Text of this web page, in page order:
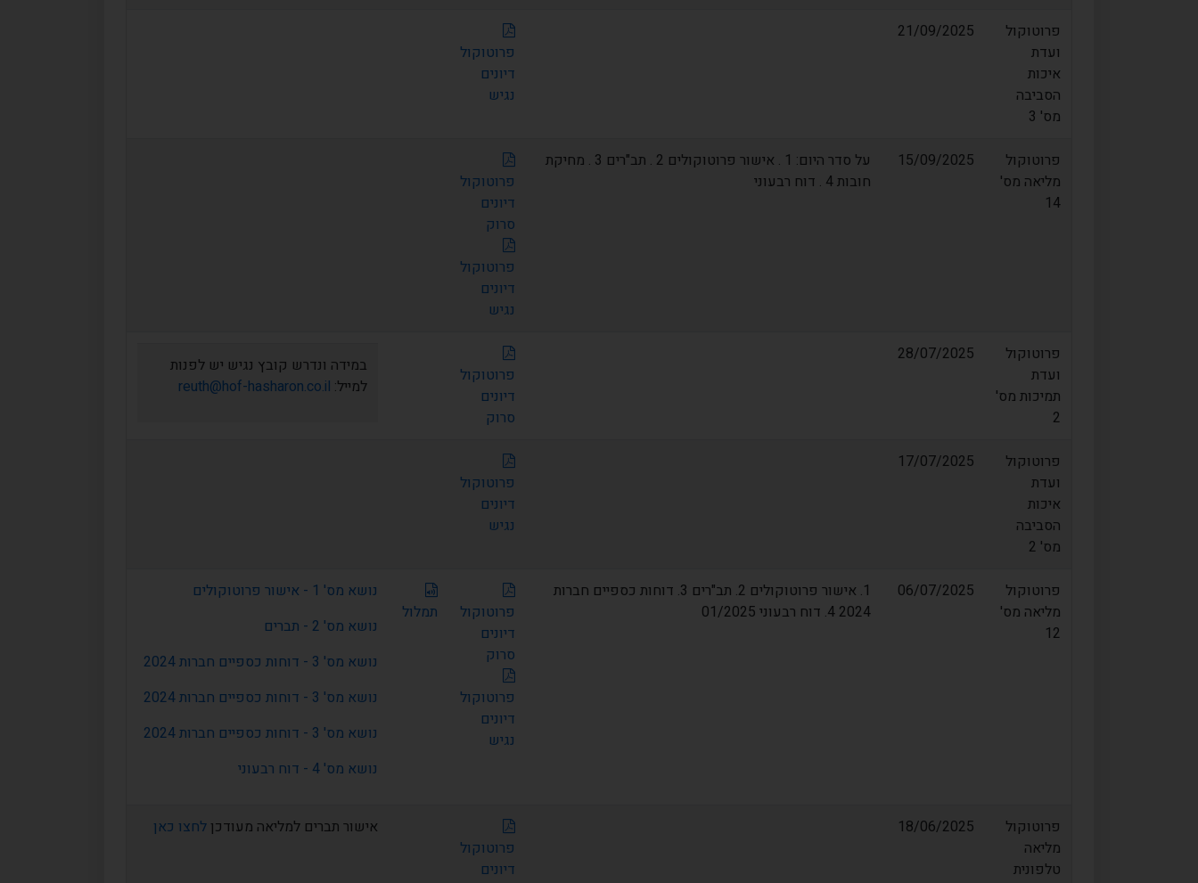
פרוטוקול
ועדת
איכות
הסביבה
מס' 3
21/09/2025
פרוטוקול
דיונים
נגיש
פרוטוקול
מליאה מס'
14
15/09/2025
על סדר היום: 1 . אישור פרוטוקולים 2 . תב"רים 3 . מחיקת
חובות 4 . דוח רבעוני
פרוטוקול
דיונים
סרוק
פרוטוקול
דיונים
נגיש
פרוטוקול
ועדת
תמיכות מס'
2
28/07/2025
פרוטוקול
דיונים
סרוק
במידה ונדרש קובץ נגיש יש לפנות
למייל: reuth@hof-hasharon.co.il
פרוטוקול
ועדת
איכות
הסביבה
מס' 2
17/07/2025
פרוטוקול
דיונים
נגיש
פרוטוקול
מליאה מס'
12
06/07/2025
1. אישור פרוטוקולים 2. תב"רים 3. דוחות כספיים חברות
2024 4. דוח רבעוני 01/2025
פרוטוקול
דיונים
סרוק
פרוטוקול
דיונים
נגיש
תמלול
נושא מס' 1 - אישור פרוטוקולים
נושא מס' 2 - תברים
נושא מס' 3 - דוחות כספיים חברות 2024
נושא מס' 3 - דוחות כספיים חברות 2024
נושא מס' 3 - דוחות כספיים חברות 2024
נושא מס' 4 - דוח רבעוני
פרוטוקול
מליאה
טלפונית
18/06/2025
פרוטוקול
דיונים
אישור תברים למליאה מעודכן לחצו כאן